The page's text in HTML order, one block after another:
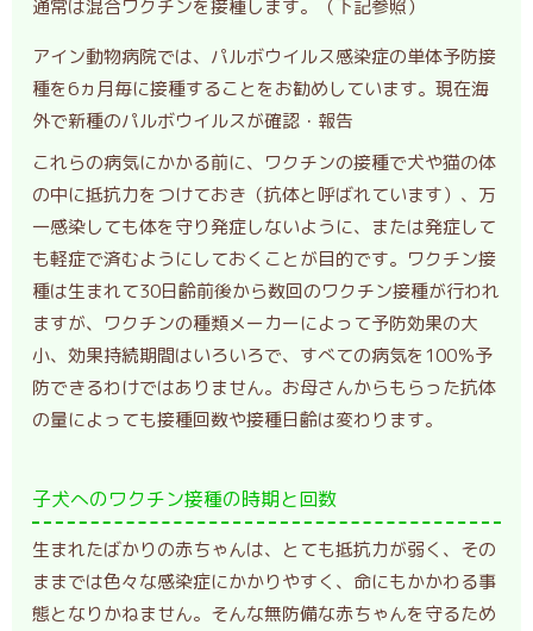
通常は混合ワクチンを接種します。（下記参照）
アイン動物病院では、パルボウイルス感染症の単体予防接
種を6ヵ月毎に接種することをお勧めしています。現在海
外で新種のパルボウイルスが確認・報告
これらの病気にかかる前に、ワクチンの接種で犬や猫の体
の中に抵抗力をつけておき（抗体と呼ばれています）、万
一感染しても体を守り発症しないように、または発症して
も軽症で済むようにしておくことが目的です。ワクチン接
種は生まれて30日齢前後から数回のワクチン接種が行われ
ますが、ワクチンの種類メーカーによって予防効果の大
小、効果持続期間はいろいろで、すべての病気を100％予
防できるわけではありません。お母さんからもらった抗体
の量によっても接種回数や接種日齢は変わります。
子犬へのワクチン接種の時期と回数
生まれたばかりの赤ちゃんは、とても抵抗力が弱く、その
ままでは色々な感染症にかかりやすく、命にもかかわる事
態となりかねません。そんな無防備な赤ちゃんを守るため